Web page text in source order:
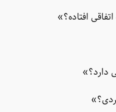
افتاده؟»
دارد؟»